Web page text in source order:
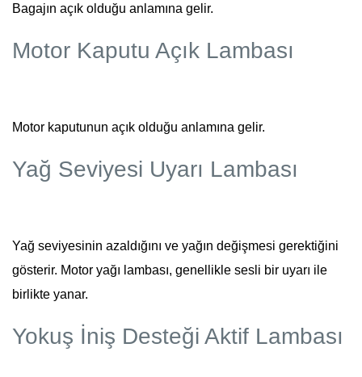
Bagajın açık olduğu anlamına gelir.
Motor Kaputu Açık Lambası
Motor kaputunun açık olduğu anlamına gelir.
Yağ Seviyesi Uyarı Lambası
Yağ seviyesinin azaldığını ve yağın değişmesi gerektiğini
gösterir. Motor yağı lambası, genellikle sesli bir uyarı ile
birlikte yanar.
Yokuş İniş Desteği Aktif Lambası